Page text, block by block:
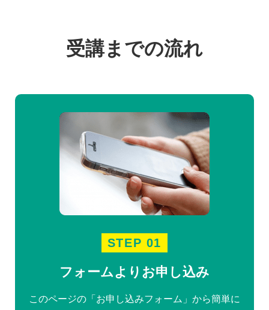
受講までの流れ
STEP 01
フォームよりお申し込み
このページの「お申し込みフォーム」から簡単に